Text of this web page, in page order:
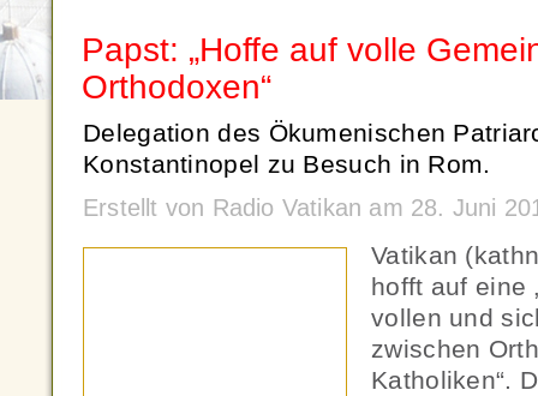
Papst: „Hoffe auf volle
Orthodoxen“
Delegation des Ökumenischen
Konstantinopel zu Besuch in Rom.
Erstellt von Radio Vatikan am 28. Juni
Vatikan
hofft auf eine
vollen und
zwischen
Katholiken“.